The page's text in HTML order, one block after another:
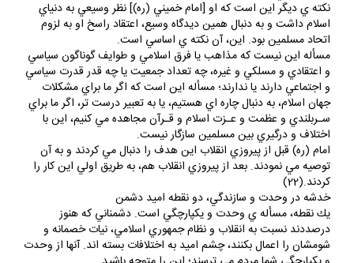
نكته ي ديگر اين است كه او [امام خميني (ره)] نظر وسيعي به دنياي
اسلام داشت و به دنبال همين ديدگاه وسيع، اعتقاد راسخ او به لزوم
اتحاد مسلمين بود. اين، آن نكته ي اساسي است.
مسأله اين نيست كه مذاهب يا فرق اسلامي و طوايف گوناگون سياسي
و اعتقادي و مسلكي و غيره، چه تعداد جمعيت يا چه قدر قدرت سياسي
و اجتماعي دارند يا ندارند؛ مسأله اين است كه اگر ما براي مشكلات
جهان اسلام، به دنبال چاره اي هستيم، يا به تعبير درست تر، اگر ما براي
سـربلندي و عظمت و عـزت اسلام و قـرآن مجاهده مي كنيم، اين با
اختلاف و درگيري بين مسلمين سازگار نيست.
امام (ره) قبل از پيروزي انقلاب اين هدف را دنبال مي كردند و به آن
توصيه مي نمودند. بعد از پيروزي انقلاب هم، به طريق اولي اين كار را
كردند.(22)
خدشه در وحدت و سازندگي، دو نقطه اميد دشمن
يك نقطه، مسأله ي وحدت و يكپارچگي است. دشمناني كه هنوز
درصددند نسبت به انقلاب و نظام جمهوري اسلامي، نيات خصمانه و
شومشان را اعمال بكنند، چشم اميد به اختلافات بسته اند. آنها از وحدت